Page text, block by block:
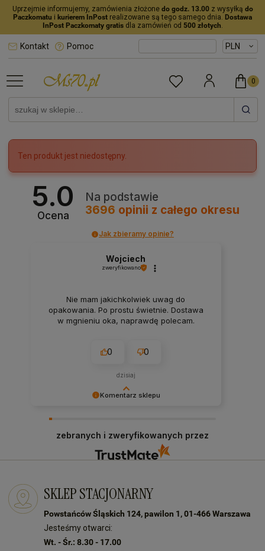
Uprzejmie informujemy, zamówienia złożone do godz. 13.00z wysyłką do
Paczkomatu i kurierem InPost realizowane są tego samego dnia. Dostawa
InPost Paczkomaty gratisdla zamówień od 500 złotych.
Kontakt Pomoc
Ten produkt jest niedostępny.
5.0
Ocena
Na podstawie
3696 opinii z całego okresu
Jak zbieramy opinie?
Komentarz sklepu
oczekiwaniom naszych klientów! Do zobaczenia:)
Wojciech
zweryfikowano
Nie mam jakichkolwiek uwag do
opakowania. Po prostu świetnie. Dostawa
w mgnieniu oka, naprawdę polecam.
0 0
dzisiaj
zebranych i zweryfikowanych przez
SKLEP STACJONARNY
Powstańców Śląskich 124, pawilon 1, 01-466 Warszawa
Jesteśmy otwarci:
Wt. - Śr.: 8.30 - 17.00